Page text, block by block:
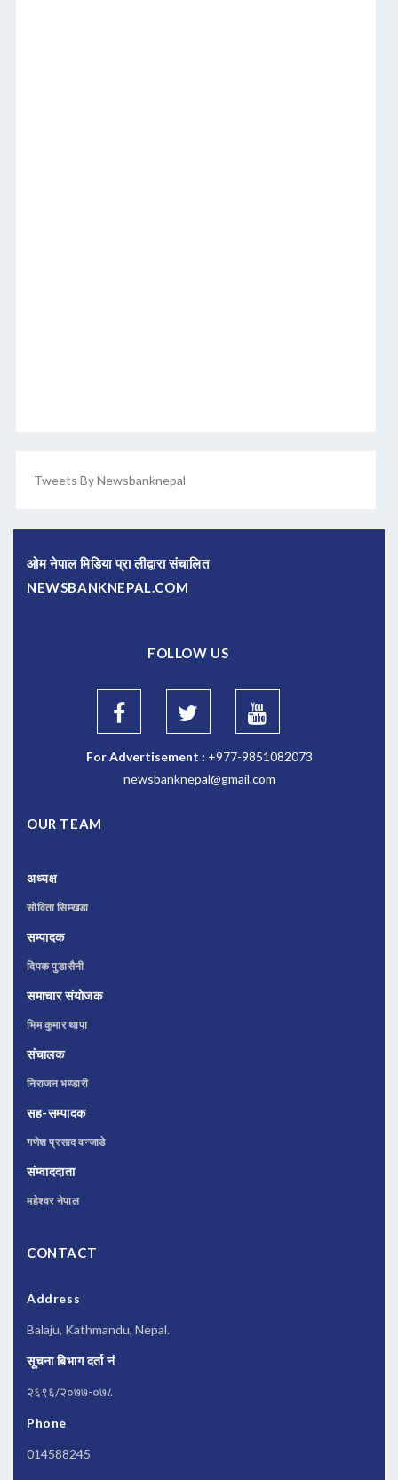
Tweets By Newsbanknepal
ओम नेपाल मिडिया प्रा लीद्वारा संचालित
NEWSBANKNEPAL.COM
FOLLOW US
For Advertisement : +977-9851082073
newsbanknepal@gmail.com
OUR TEAM
अध्यक्ष
सोविता सिम्खडा
सम्पादक
दिपक पुडासैनी
समाचार संयोजक
भिम कुमार थापा
संचालक
निराजन भण्डारी
सह-सम्पादक
गणेश प्रसाद वन्जाडे
संम्वाददाता
महेश्वर नेपाल
CONTACT
Address
Balaju, Kathmandu, Nepal.
सूचना बिभाग दर्ता नं
२६९६/२०७७-०७८
Phone
014588245